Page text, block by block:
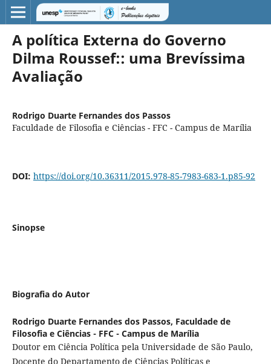
A política Externa do Governo
Dilma Roussef:: uma Brevíssima
Avaliação
Rodrigo Duarte Fernandes dos Passos
Faculdade de Filosofia e Ciências - FFC - Campus de Marília
DOI: https://doi.org/10.36311/2015.978-85-7983-683-1.p85-92
Sinopse
Biografia do Autor
Rodrigo Duarte Fernandes dos Passos, Faculdade de
Filosofia e Ciências - FFC - Campus de Marília
Doutor em Ciência Política pela Universidade de São Paulo,
Docente do Departamento de Ciências Políticas e